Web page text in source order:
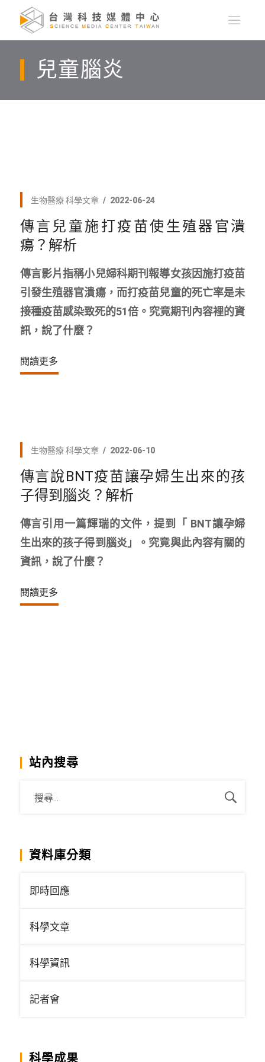
兒童腦炎
生物醫療 科學文章 2022-06-24
傳言兒童施打疫苗使生殖器官潰
瘍？解析
傳言影片指稱小兒婦科期刊報導女孩因施打疫苗
引發生殖器官潰瘍，而打疫苗兒童的死亡率是未
接種疫苗感染致死的51倍。究竟期刊內容裡的資
訊，說了什麼？
閱讀更多
生物醫療 科學文章 2022-06-10
傳言說BNT疫苗讓孕婦生出來的孩
子得到腦炎？解析
傳言引用一篇輝瑞的文件，提到「 BNT讓孕婦
生出來的孩子得到腦炎」。究竟與此內容有關的
資訊，說了什麼？
閱讀更多
站內搜尋
資料庫分類
即時回應
科學文章
科學資訊
記者會
科學成果